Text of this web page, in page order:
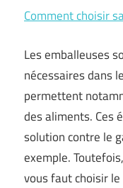
Comment choisir
Les emballeuses
nécessaires dans
permettent
des aliments. Ces
solution contre le
exemple.
vous faut choisir